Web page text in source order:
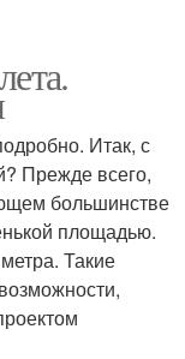
Итак, с
Прежде всего,
большинстве
площадью.
Такие